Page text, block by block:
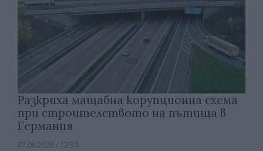
Разкриха мащабна корупционна схема
при строителството на пътища в
Германия
07.08.2026 / 12:30